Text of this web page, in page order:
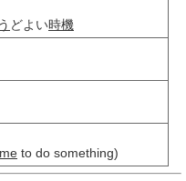
どよい時機
to do something)